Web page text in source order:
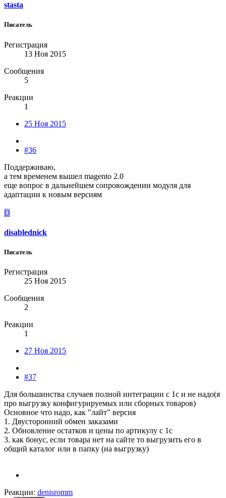
stasta
Писатель
Регистрация
13 Ноя 2015
Сообщения
5
Реакции
1
25 Ноя 2015
#36
Поддерживаю,
а тем временем вышел magento 2.0
еще вопрос в дальнейшем сопровождении модуля для
адаптации к новым версиям
D
disablednick
Писатель
Регистрация
25 Ноя 2015
Сообщения
2
Реакции
1
27 Ноя 2015
#37
Для большинства случаев полной интеграции с 1с и не надо(я
про выгрузку конфигурируемых или сборных товаров)
Основное что надо, как "лайт" версия
1. Двусторонний обмен заказами
2. Обновление остатков и цены по артикулу с 1с
3. как бонус, если товара нет на сайте то выгрузить его в
общий каталог или в папку (на выгрузку)
Реакции: denisromm